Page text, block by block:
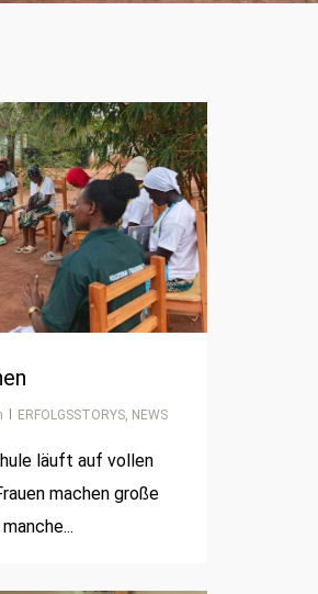
ERFOLGSSTORYS, NEWS
läuft auf vollen
machen große